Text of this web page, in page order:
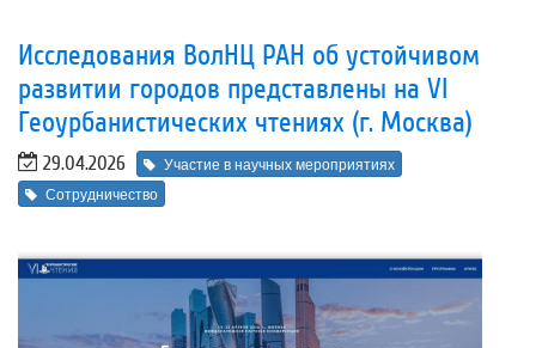
Исследования ВолНЦ РАН об устойчивом
развитии городов представлены на VI
Геоурбанистических чтениях (г. Москва)
29.04.2026
Участие в научных мероприятиях
Сотрудничество